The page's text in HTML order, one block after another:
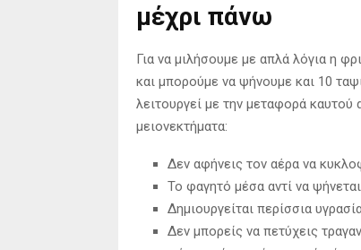
μέχρι πάνω
Για να μιλήσουμε με απλά λόγια η
και μπορούμε να ψήνουμε και 10
λειτουργεί με την μεταφορά
μειονεκτήματα:
Δεν αφήνεις τον αέρα να
Το φαγητό μέσα αντί να
Δημιουργείται περίσσια
Δεν μπορείς να πετύχεις